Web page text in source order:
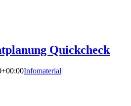
Quickcheck
Infomaterial|